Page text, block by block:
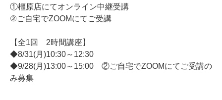
①橿原店にてオンライン中継受講
②ご自宅でZOOMにてご受講
【全1回 2時間講座】
◆8/31(月)10:30～12:30
◆9/28(月)13:00～15:00 ②ご自宅でZOOMにてご受講の
み募集